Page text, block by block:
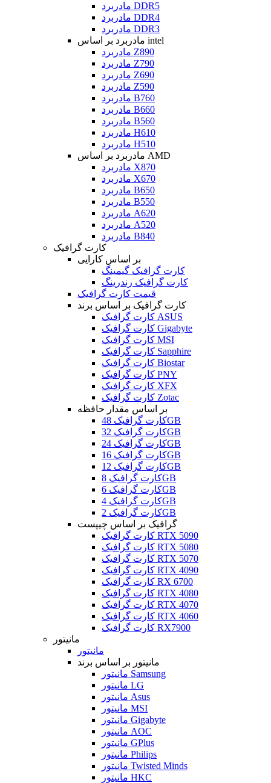
مادربرد DDR5
مادربرد DDR4
مادربرد DDR3
مادربرد بر اساس intel
مادربرد Z890
مادربرد Z790
مادربرد Z690
مادربرد Z590
مادربرد B760
مادربرد B660
مادربرد B560
مادربرد H610
مادربرد H510
مادربرد بر اساس AMD
مادربرد X870
مادربرد X670
مادربرد B650
مادربرد B550
مادربرد A620
مادربرد A520
مادربرد B840
کارت گرافیک
بر اساس کارایی
کارت گرافیک گیمینگ
کارت گرافیک رندرینگ
قیمت کارت گرافیک
کارت گرافیک بر اساس برند
کارت گرافیک ASUS
کارت گرافیک Gigabyte
کارت گرافیک MSI
کارت گرافیک Sapphire
کارت گرافیک Biostar
کارت گرافیک PNY
کارت گرافیک XFX
کارت گرافیک Zotac
بر اساس مقدار حافظه
کارت گرافیک 48GB
کارت گرافیک 32GB
کارت گرافیک 24GB
کارت گرافیک 16GB
کارت گرافیک 12GB
کارت گرافیک 8GB
کارت گرافیک 6GB
کارت گرافیک 4GB
کارت گرافیک 2GB
گرافیک بر اساس چیپست
کارت گرافیک RTX 5090
کارت گرافیک RTX 5080
کارت گرافیک RTX 5070
کارت گرافیک RTX 4090
کارت گرافیک RX 6700
کارت گرافیک RTX 4080
کارت گرافیک RTX 4070
کارت گرافیک RTX 4060
کارت گرافیک RX7900
مانیتور
مانیتور
مانیتور بر اساس برند
مانیتور Samsung
مانیتور LG
مانیتور Asus
مانیتور MSI
مانیتور Gigabyte
مانیتور AOC
مانیتور GPlus
مانیتور Philips
مانیتور Twisted Minds
مانیتور HKC